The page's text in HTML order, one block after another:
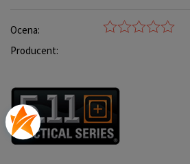
Ocena:
Producent: